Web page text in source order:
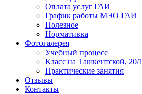
Оплата услуг ГАИ
График работы МЭО ГАИ
Полезное
Нормативка
Фотогалерея
Учебный процесс
Класс на Ташкентской, 20/1
Практические занятия
Отзывы
Контакты